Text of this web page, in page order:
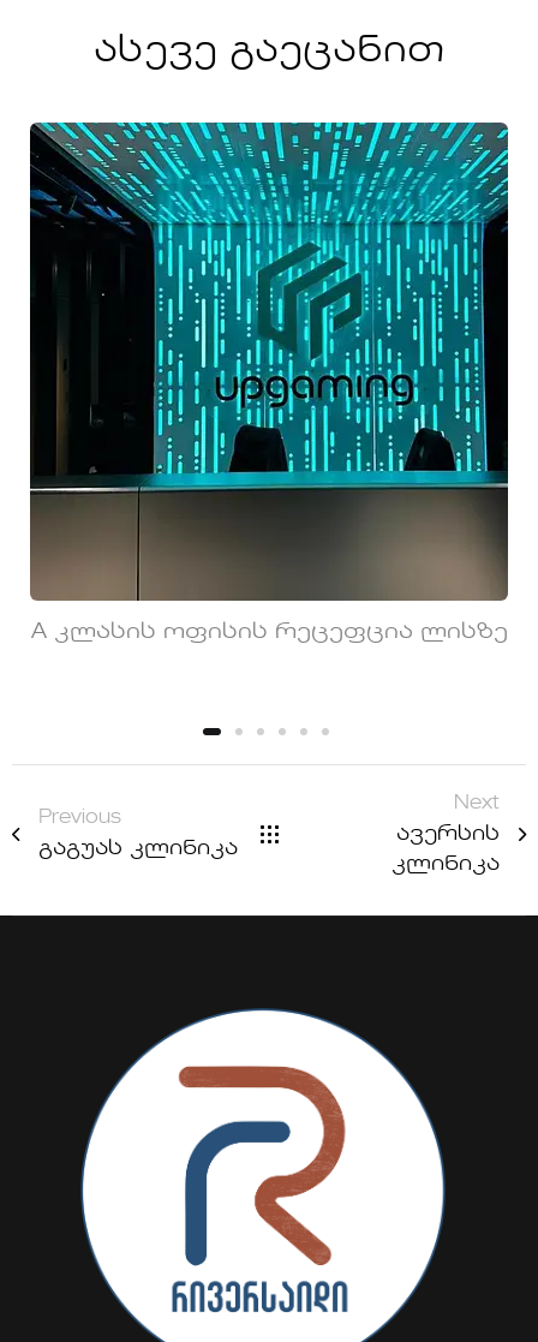
ასევე გაეცანით
A კლასის ოფისის რეცეფცია ლისზე
Previous
გაგუას კლინიკა
Next
ავერსის
კლინიკა